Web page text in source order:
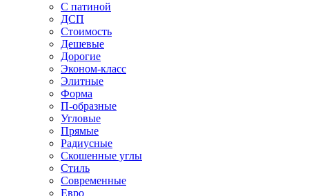
С патиной
ДСП
Стоимость
Дешевые
Дорогие
Эконом-класс
Элитные
Форма
П-образные
Угловые
Прямые
Радиусные
Скошенные углы
Стиль
Современные
Евро